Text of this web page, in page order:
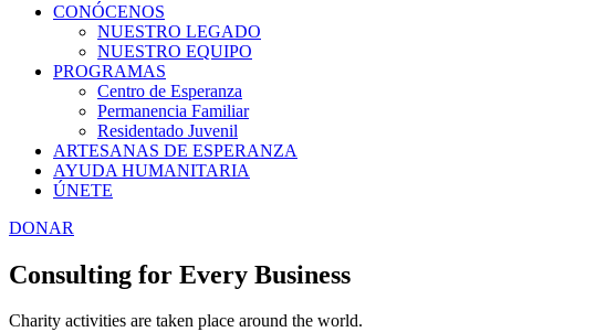
CONÓCENOS
NUESTRO LEGADO
NUESTRO EQUIPO
PROGRAMAS
Centro de Esperanza
Permanencia Familiar
Residentado Juvenil
ARTESANAS DE ESPERANZA
AYUDA HUMANITARIA
ÚNETE
DONAR
Consulting for Every Business
Charity activities are taken place around the world.